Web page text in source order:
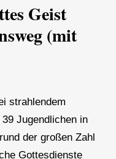
Geist
(mit
strahlendem
Jugendlichen in
der großen Zahl
Gottesdienste